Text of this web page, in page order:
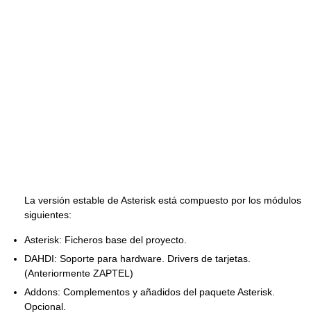
La versión estable de Asterisk está compuesto por los módulos
siguientes:
Asterisk: Ficheros base del proyecto.
DAHDI: Soporte para hardware. Drivers de tarjetas.
(Anteriormente ZAPTEL)
Addons: Complementos y añadidos del paquete Asterisk.
Opcional.